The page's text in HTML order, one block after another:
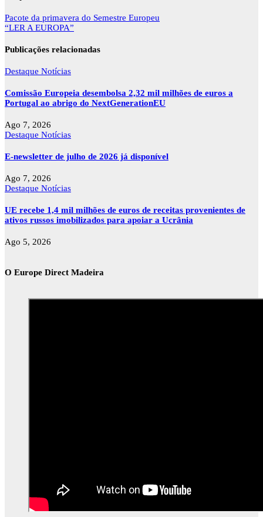
Navegação
de
Pacote da primavera do Semestre Europeu
“LER A EUROPA”
Publicações relacionadas
Destaque Notícias
Comissão Europeia desembolsa 2,32 mil milhões de euros a
Portugal ao abrigo do NextGenerationEU
Ago 7, 2026
Destaque Notícias
E-newsletter de julho de 2026 já disponível
Ago 7, 2026
Destaque Notícias
UE recebe 1,4 mil milhões de euros de receitas provenientes de
ativos russos imobilizados para apoiar a Ucrânia
Ago 5, 2026
O Europe Direct Madeira